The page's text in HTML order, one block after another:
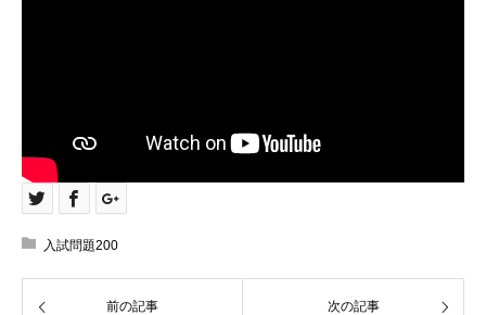
入試問題200
前の記事 次の記事